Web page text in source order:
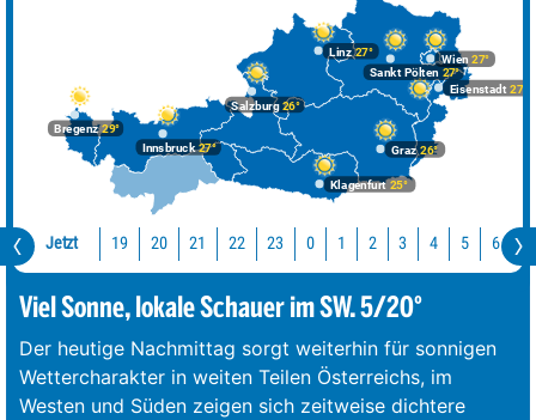
Bregenz29°
Graz26°
Innsbruck27°
Klagenfurt 25°
Linz27°
Salzburg26°
Wien 27°
Eisenstadt 27°
Sankt Pölten 27°
Jetzt 19 20 21 22 23 0 1 2 3 4 5 6 7
Viel Sonne, lokale Schauer im SW. 5/20°
Der heutige Nachmittag sorgt weiterhin für sonnigen
Wettercharakter in weiten Teilen Österreichs, im
Westen und Süden zeigen sich zeitweise dichtere